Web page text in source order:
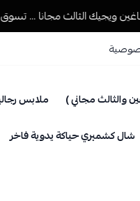
الثالث مجانا ... تسوق الان
والثالث مجاني ) ملابس
شال كشميري حياكة يدوية فاخر